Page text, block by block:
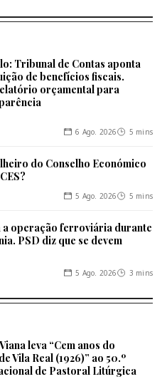
Tribunal de Contas aponta
de benefícios fiscais.
orçamental para
6 Ago. 2026 5 mins
do Conselho Económico
5 Ago. 2026 5 mins
a operação ferroviária durante
PSD diz que se devem
5 Ago. 2026 3 mins
leva “Cem anos do
Vila Real (1926)” ao 50.º
de Pastoral Litúrgica